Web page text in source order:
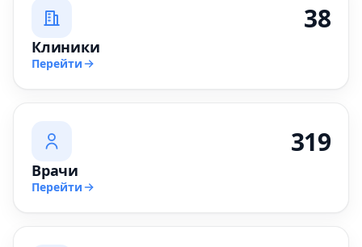
38
Клиники
Перейти
319
Врачи
Перейти